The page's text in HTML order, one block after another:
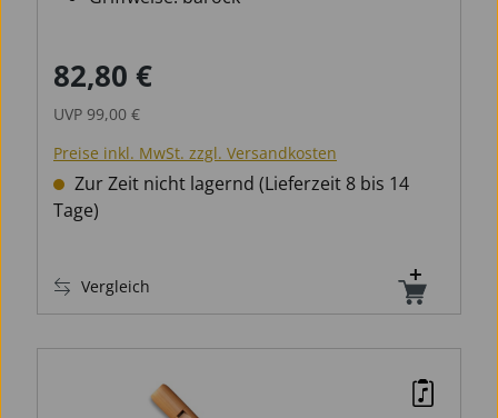
Verkaufspreis:
82,80 €
UVP 99,00 €
Preise inkl. MwSt. zzgl. Versandkosten
Zur Zeit nicht lagernd (Lieferzeit 8 bis 14
Tage)
Vergleich